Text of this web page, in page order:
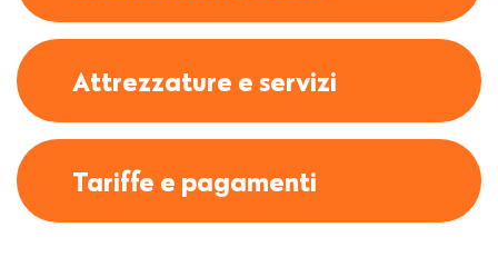
Attrezzature e servizi
Tariffe e pagamenti